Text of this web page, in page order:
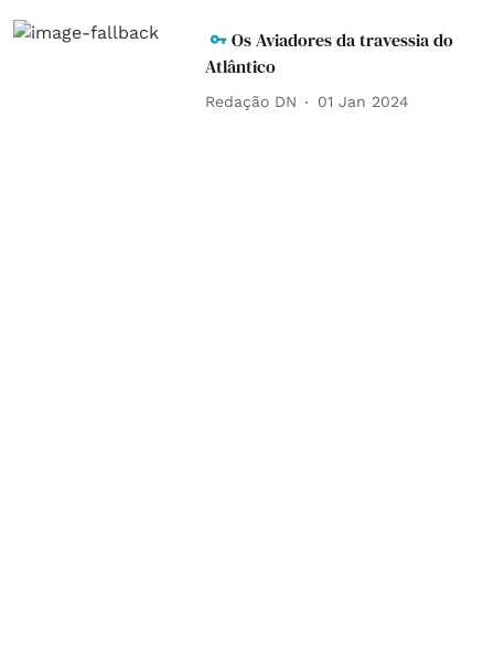
Os Aviadores da travessia do
Atlântico
Redação DN 01 Jan 2024